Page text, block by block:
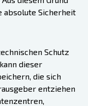
absolute Sicherheit
Schutz
dieser
die sich
entziehen